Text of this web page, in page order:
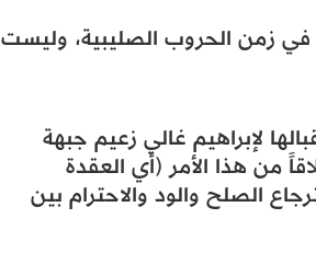
في زمن الحروب الصليبية، وليست
لإبراهيم غالي زعيم جبهة
من هذا الأمر (أي العقدة
الصلح والود والاحترام بين